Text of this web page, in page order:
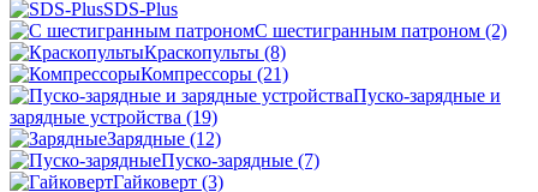
SDS-Plus
C шестигранным патроном (2)
Краскопульты (8)
Компрессоры (21)
Пуско-зарядные и
зарядные устройства (19)
Зарядные (12)
Пуско-зарядные (7)
Гайковерт (3)